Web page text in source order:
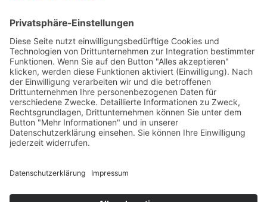
Tekal – Textile Lebensqualität
Exklusive moderne & Orientteppiche
Feuerwerk XXL
Pyrotechnik online bestellen
© Stadtmühle Waldenbuch 2026
und Mühlenprodukte ·
Cookie-Einstellungen
Alle Preise inkl. der gesetzlichen MwSt.